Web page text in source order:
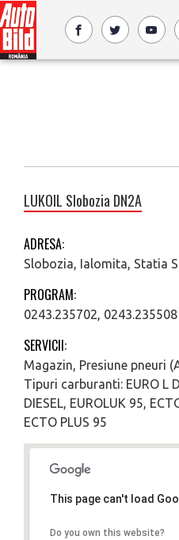
LUKOIL Slobozia DN2A
ADRESA:
Slobozia, Ialomita, Statia
PROGRAM:
0243.235702, 0243.235508
SERVICII:
Magazin, Presiune pneuri
Tipuri carburanti: EURO L
DIESEL, EUROLUK 95,
ECTO PLUS 95
This page can't load
Do you own this website?